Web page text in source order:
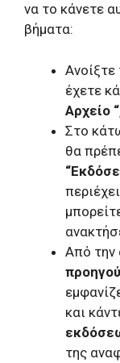
να το κάνετε
βήματα:
έχετε
Αρχείο
Στο
θα
Από την
και
της